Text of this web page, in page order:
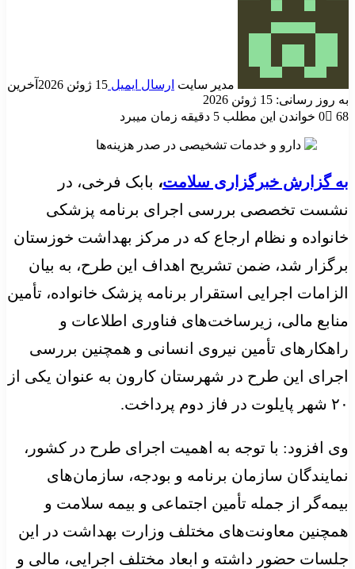
مدیر سایت ارسال ایمیل 15 ژوئن 2026
آخرین
به روز رسانی: 15 ژوئن 2026
0
68 خواندن این مطلب 5 دقیقه زمان میبرد
به گزارش خبرگزاری سلامت، بابک فرخی، در
نشست تخصصی بررسی اجرای برنامه پزشکی
خانواده و نظام ارجاع که در مرکز بهداشت خوزستان
برگزار شد، ضمن تشریح اهداف این طرح، به بیان
الزامات اجرایی استقرار برنامه پزشک خانواده، تأمین
منابع مالی، زیرساخت‌های فناوری اطلاعات و
راهکارهای تأمین نیروی انسانی و همچنین بررسی
اجرای این طرح در شهرستان کارون به عنوان یکی از
۲۰ شهر پایلوت در فاز دوم پرداخت.
وی افزود: با توجه به اهمیت اجرای طرح در کشور،
نمایندگان سازمان برنامه و بودجه، سازمان‌های
بیمه‌گر از جمله تأمین اجتماعی و بیمه سلامت و
همچنین معاونت‌های مختلف وزارت بهداشت در این
جلسات حضور داشته و ابعاد مختلف اجرایی، مالی و